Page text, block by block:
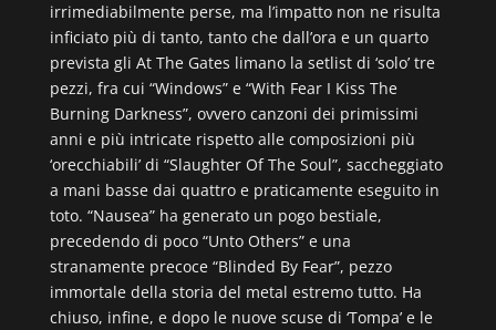
irrimediabilmente perse, ma l’impatto non ne risulta
inficiato più di tanto, tanto che dall’ora e un quarto
prevista gli At The Gates limano la setlist di ‘solo’ tre
pezzi, fra cui “Windows” e “With Fear I Kiss The
Burning Darkness”, ovvero canzoni dei primissimi
anni e più intricate rispetto alle composizioni più
‘orecchiabili’ di “Slaughter Of The Soul”, saccheggiato
a mani basse dai quattro e praticamente eseguito in
toto. “Nausea” ha generato un pogo bestiale,
precedendo di poco “Unto Others” e una
stranamente precoce “Blinded By Fear”, pezzo
immortale della storia del metal estremo tutto. Ha
chiuso, infine, e dopo le nuove scuse di ‘Tompa’ e le